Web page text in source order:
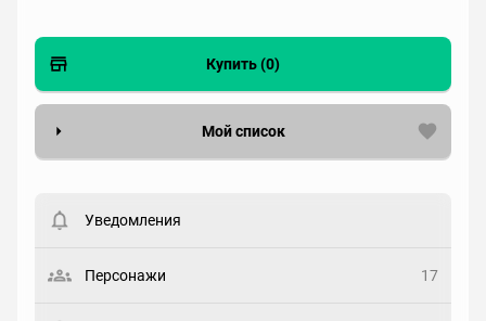
Купить (0)
Мой список
Статус
Уведомления
Персонажи 17